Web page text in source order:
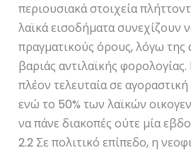
περιουσιακά στοιχεία
λαϊκά εισοδήματα συνεχίζουν
πραγματικούς όρους, λόγω της
βαριάς αντιλαϊκής
πλέον τελευταία σε
ενώ το 50% των λαϊκών
να πάνε διακοπές ούτε μία
2.2 Σε πολιτικό επίπεδο, η